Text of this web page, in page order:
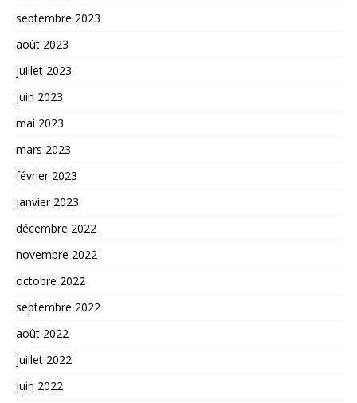
septembre 2023
août 2023
juillet 2023
juin 2023
mai 2023
mars 2023
février 2023
janvier 2023
décembre 2022
novembre 2022
octobre 2022
septembre 2022
août 2022
juillet 2022
juin 2022